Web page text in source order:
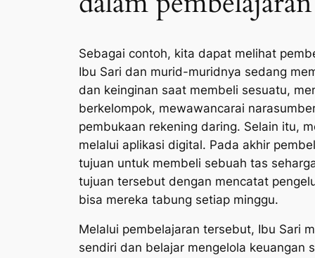
Sebagai contoh, kita dapat melihat
Ibu Sari dan murid-muridnya sedang
dan keinginan saat membeli sesuatu,
berkelompok, mewawancarai
pembukaan rekening daring. Selain itu,
melalui aplikasi digital. Pada akhir
tujuan untuk membeli sebuah tas
tujuan tersebut dengan mencatat
bisa mereka tabung setiap minggu.
Melalui pembelajaran tersebut, Ibu Sari
sendiri dan belajar mengelola keuangan